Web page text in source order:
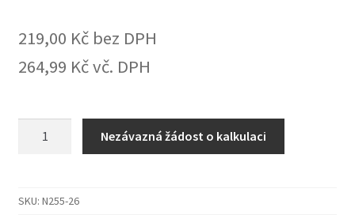
219,00 Kčbez DPH
264,99 Kčvč. DPH
Impressionism
Nezávazná žádost o kalkulaci
SKU: N255-26